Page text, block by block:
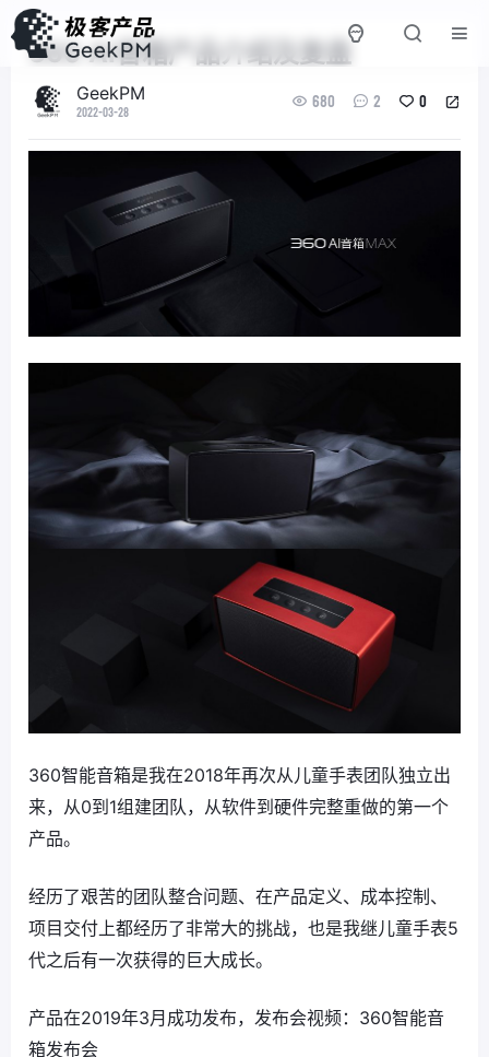
360 AI音箱产品介绍及复盘
GeekPM
2022-03-28
680 2 0
360智能音箱是我在2018年再次从儿童手表团队独立出
来，从0到1组建团队，从软件到硬件完整重做的第一个
产品。
经历了艰苦的团队整合问题、在产品定义、成本控制、
项目交付上都经历了非常大的挑战，也是我继儿童手表5
代之后有一次获得的巨大成长。
产品在2019年3月成功发布，发布会视频： 360智能音
箱发布会